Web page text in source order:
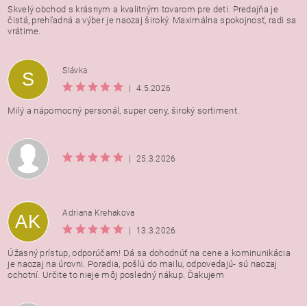
Vložením hodnotenie súhlasíte s
osobných údajov
Skvelý obchod s krásnym a kvalitným tovarom pre deti. Predajňa je
čistá, prehľadná a výber je naozaj široký. Maximálna spokojnosť, radi sa
vrátime.
S
Slávka
4.5.2026
Milý a nápomocný personál, super ceny, široký sortiment.
25.3.2026
AK
Adriana Krehakova
13.3.2026
Úžasný prístup, odporúčam! Dá sa dohodnúť na cene a kominunikácia
je naozaj na úrovni. Poradia, pošlú do mailu, odpovedajú- sú naozaj
ochotní. Určite to nieje môj posledný nákup. Ďakujem